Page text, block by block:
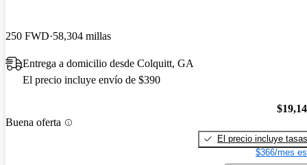
250 FWD 58,304 millas
Entrega a domicilio desde Colquitt, GA
El precio incluye envío de $390
Buena oferta
El precio incluye tasas
$366/mes